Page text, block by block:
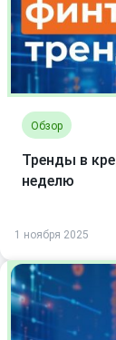
Обзор
Тренды в
неделю
1 ноября 2025